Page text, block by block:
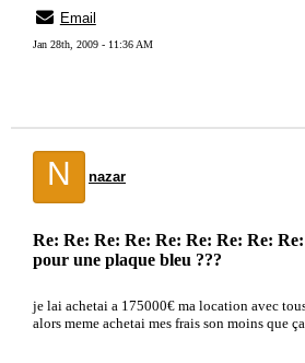
Email
Jan 28th, 2009 - 11:36 AM
N nazar
Re: Re: Re: Re: Re: Re: Re: Re:
pour une plaque bleu ???
je lai achetai a 175000€ ma location avec
alors meme achetai mes frais son moins que ça